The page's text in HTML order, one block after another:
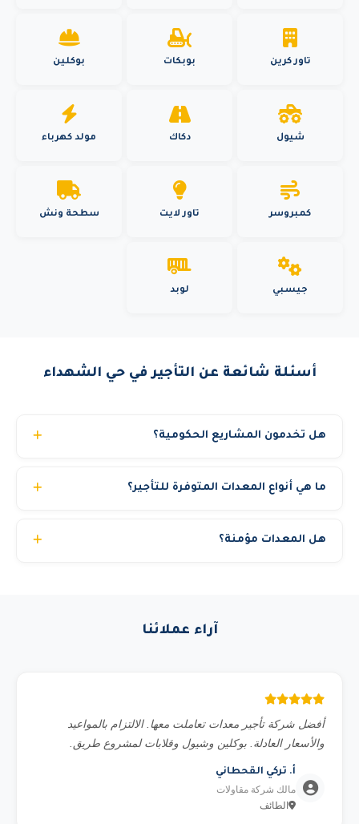
تاور كرين بوبكات بوكلين
شيول دكاك مولد كهرباء
كمبروسر تاور لايت سطحة ونش
جيسبي لوبد
أسئلة شائعة عن التأجير في حي الشهداء
هل تخدمون المشاريع الحكومية؟
والشركات الكبرى والمشاريع الخاصة. نوفر جميع المستندات
ما هي أنواع المعدات المتوفرة للتأجير؟
لفت (رافعة مقصية)، رافعات شوكية (فوركلفت)، كرينات
هل المعدات مؤمنة؟
آراء عملائنا
أفضل شركة تأجير معدات تعاملت معها. الالتزام بالمواعيد
والأسعار العادلة. بوكلين وشيول وقلابات لمشروع طريق.
أ. تركي القحطاني
مالك شركة مقاولات
الطائف